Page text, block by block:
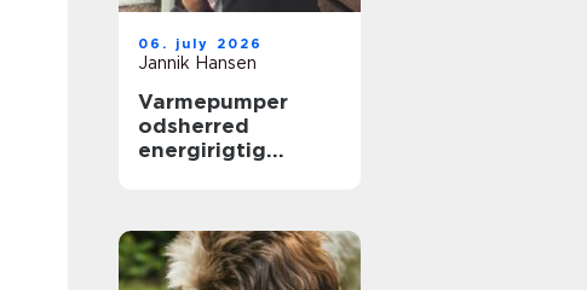
06. july 2026
Jannik Hansen
Varmepumper
odsherred
energirigtig